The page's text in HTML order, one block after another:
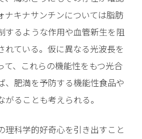
ナキナサンチンについては脂肪
するような作用や血管新生を阻
れている。仮に異なる光波長を
て、これらの機能性をもつ光合
、肥満を予防する機能性食品や
ることも考えられる。
理科学的好奇心を引き出すこと